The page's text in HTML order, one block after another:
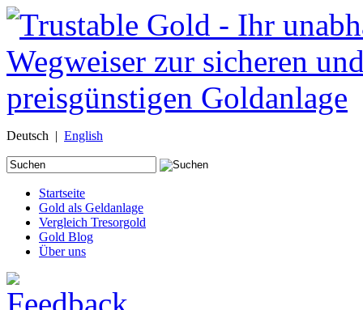
Deutsch | English
Suche
nach:
Startseite
Gold als Geldanlage
Vergleich Tresorgold
Gold Blog
Über uns